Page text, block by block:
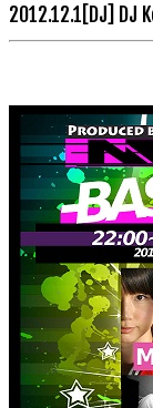
2012.12.1[DJ] DJ